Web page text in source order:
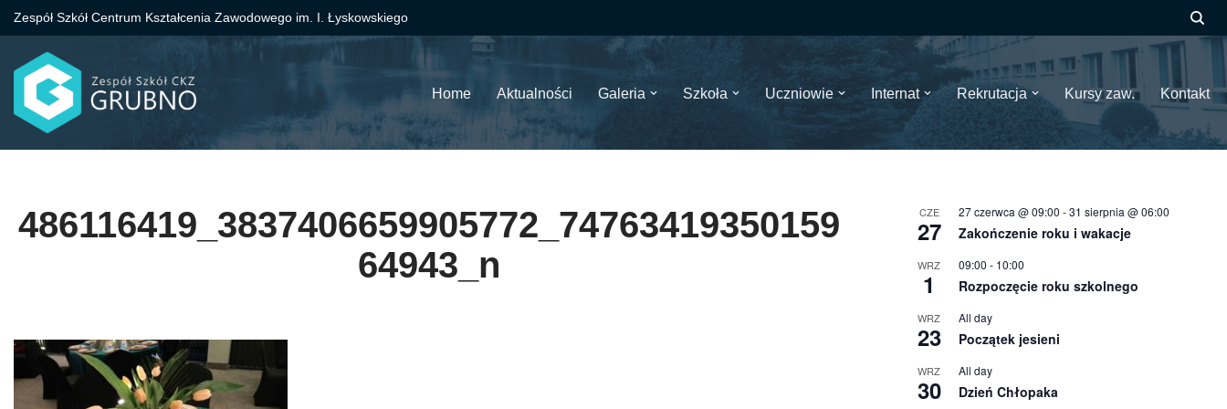
Przejdź
do
treści
Zespół Szkół Centrum Kształcenia Zawodowego im. I. Łyskowskiego
Home Aktualności Galeria Szkoła Uczniowie Internat Rekrutacja Kursy zaw. Kontakt
486116419_3837406659905772_74763419350159
64943_n
CZE
27
27 czerwca @ 09:00 -31 sierpnia @ 06:00
Zakończenie roku i wakacje
WRZ
1
09:00 - 10:00
Rozpoczęcie roku szkolnego
WRZ
23
All day
Początek jesieni
WRZ
30
All day
Dzień Chłopaka